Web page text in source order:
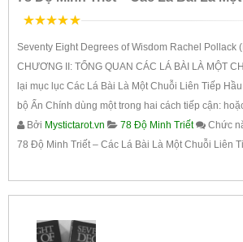
Seventy Eight Degrees of Wisdom Rachel Pollack
CHƯƠNG II: TỔNG QUAN CÁC LÁ BÀI LÀ MỘT
lại mục lục Các Lá Bài Là Một Chuỗi Liên Tiếp
bộ Ẩn Chính dùng một trong hai cách tiếp cận:
Bởi Mystictarot.vn 78 Độ Minh Triết Chức
78 Độ Minh Triết – Các Lá Bài Là Một Chuỗi Liên